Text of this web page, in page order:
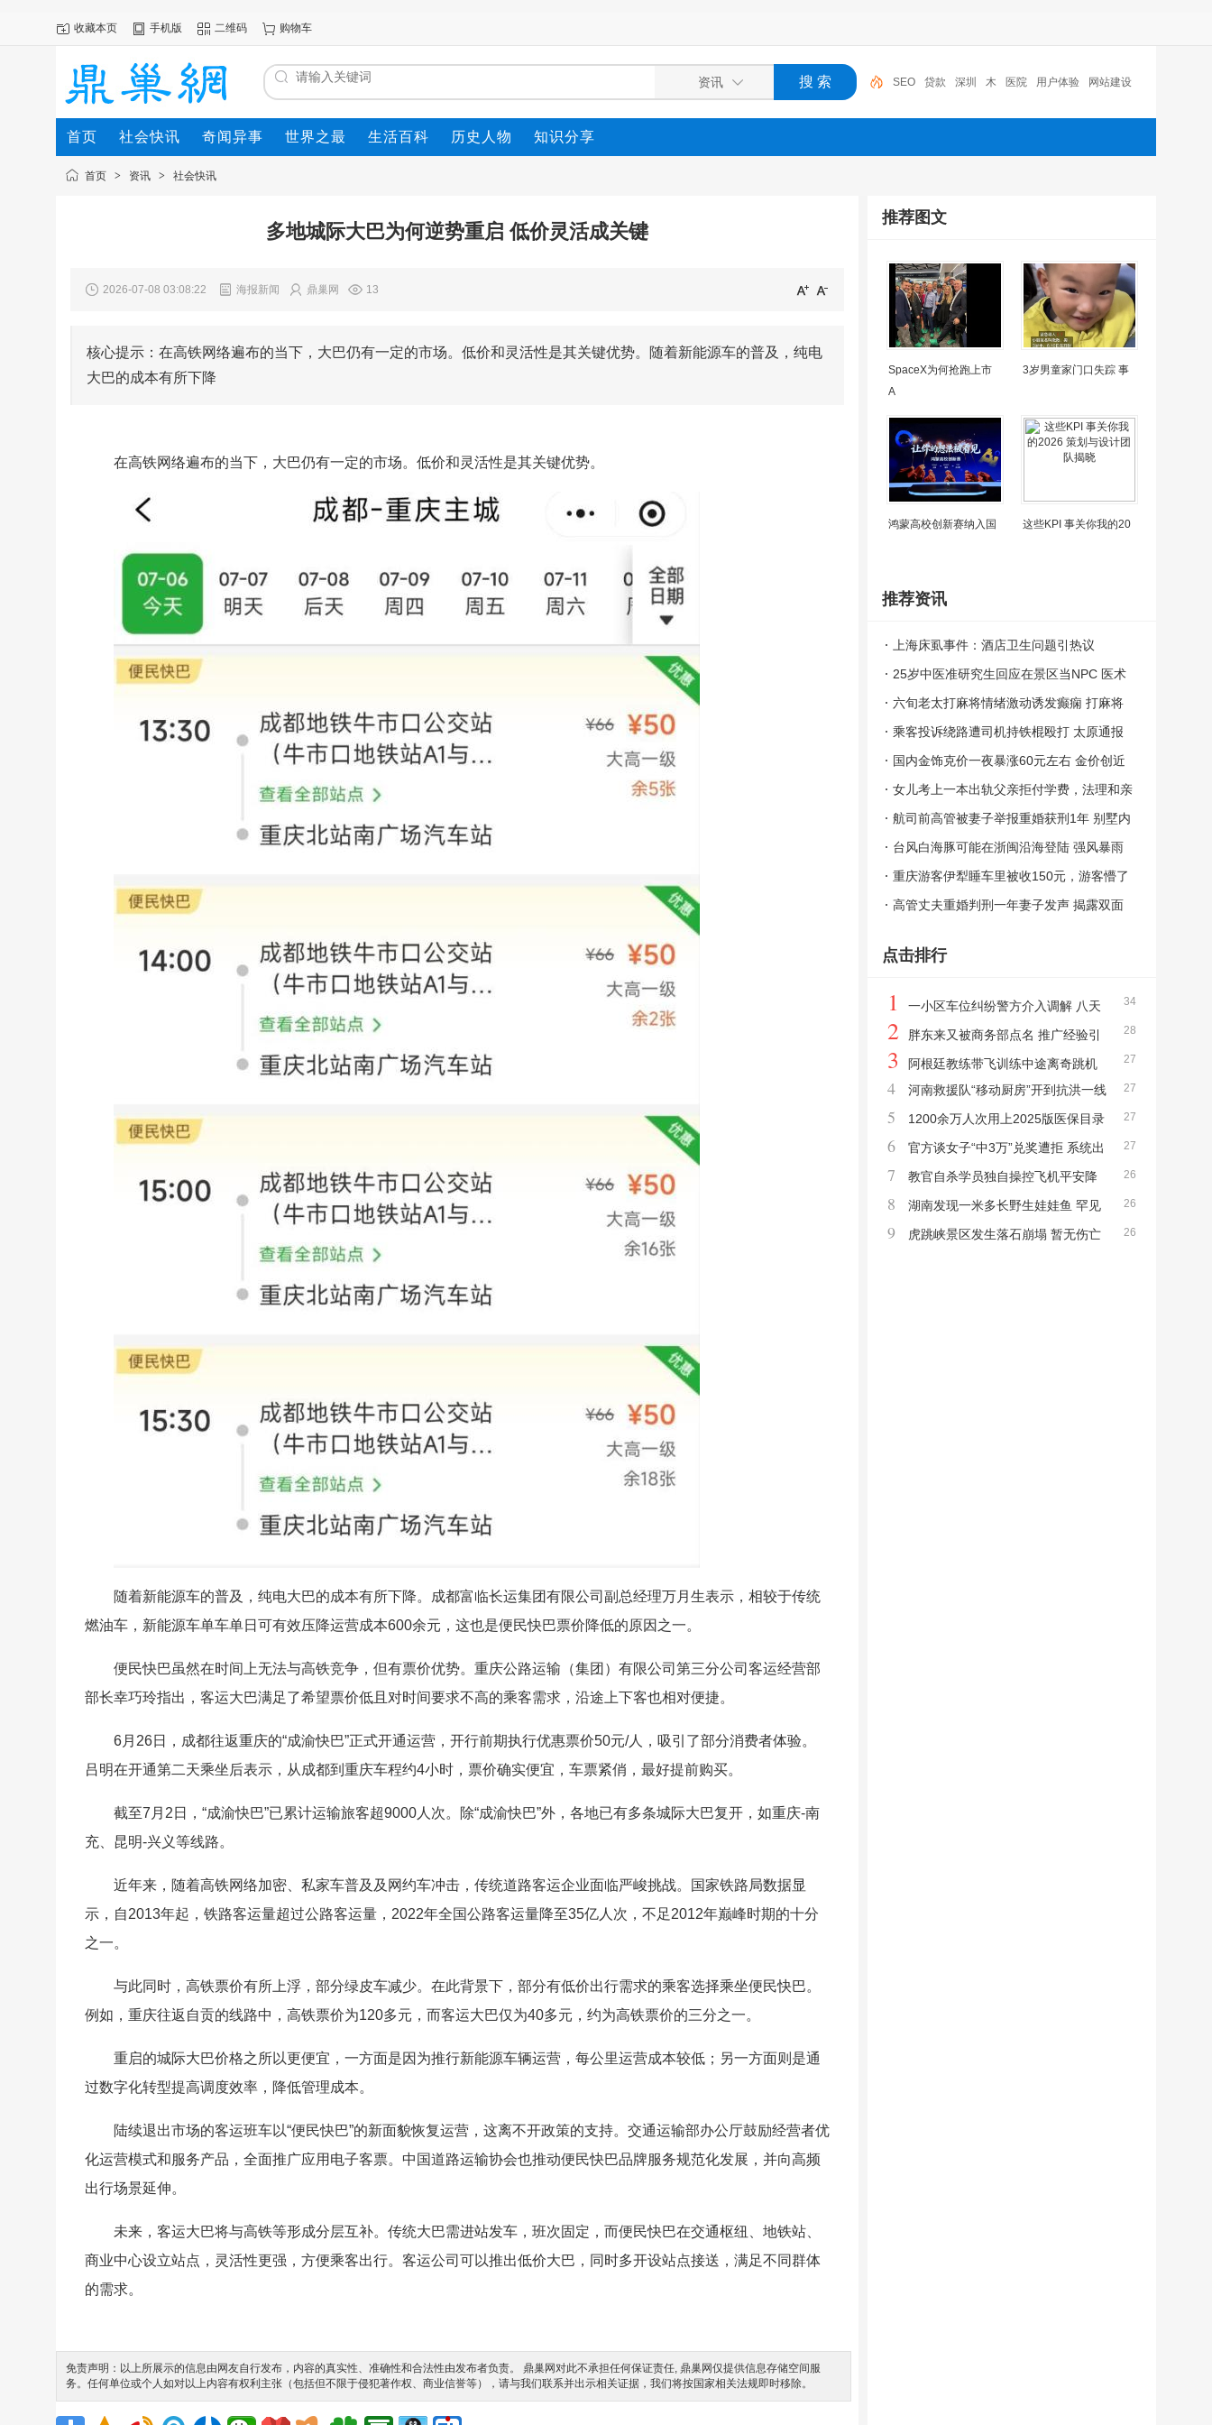
收藏本页 手机版 二维码 购物车
SEO 贷款 深圳 木 医院 用户体验 网站建设
机器人 摩托车 广州
首页 社会快讯 奇闻异事 世界之最 生活百科 历史人物 知识分享
首页 > 资讯 > 社会快讯
多地城际大巴为何逆势重启 低价灵活成关键
2026-07-08 03:08:22 海报新闻 鼎巢网 13
核心提示：在高铁网络遍布的当下，大巴仍有一定的市场。低价和灵活性是其关键优势。随着新能源车的普及，纯电
大巴的成本有所下降
在高铁网络遍布的当下，大巴仍有一定的市场。低价和灵活性是其关键优势。
随着新能源车的普及，纯电大巴的成本有所下降。成都富临长运集团有限公司副总经理万月生表示，相较于传统
燃油车，新能源车单车单日可有效压降运营成本600余元，这也是便民快巴票价降低的原因之一。
便民快巴虽然在时间上无法与高铁竞争，但有票价优势。重庆公路运输（集团）有限公司第三分公司客运经营部
部长幸巧玲指出，客运大巴满足了希望票价低且对时间要求不高的乘客需求，沿途上下客也相对便捷。
6月26日，成都往返重庆的“成渝快巴”正式开通运营，开行前期执行优惠票价50元/人，吸引了部分消费者体验。
吕明在开通第二天乘坐后表示，从成都到重庆车程约4小时，票价确实便宜，车票紧俏，最好提前购买。
截至7月2日，“成渝快巴”已累计运输旅客超9000人次。除“成渝快巴”外，各地已有多条城际大巴复开，如重庆-南
充、昆明-兴义等线路。
近年来，随着高铁网络加密、私家车普及及网约车冲击，传统道路客运企业面临严峻挑战。国家铁路局数据显
示，自2013年起，铁路客运量超过公路客运量，2022年全国公路客运量降至35亿人次，不足2012年巅峰时期的十分
之一。
与此同时，高铁票价有所上浮，部分绿皮车减少。在此背景下，部分有低价出行需求的乘客选择乘坐便民快巴。
例如，重庆往返自贡的线路中，高铁票价为120多元，而客运大巴仅为40多元，约为高铁票价的三分之一。
重启的城际大巴价格之所以更便宜，一方面是因为推行新能源车辆运营，每公里运营成本较低；另一方面则是通
过数字化转型提高调度效率，降低管理成本。
陆续退出市场的客运班车以“便民快巴”的新面貌恢复运营，这离不开政策的支持。交通运输部办公厅鼓励经营者优
化运营模式和服务产品，全面推广应用电子客票。中国道路运输协会也推动便民快巴品牌服务规范化发展，并向高频
出行场景延伸。
未来，客运大巴将与高铁等形成分层互补。传统大巴需进站发车，班次固定，而便民快巴在交通枢纽、地铁站、
商业中心设立站点，灵活性更强，方便乘客出行。客运公司可以推出低价大巴，同时多开设站点接送，满足不同群体
的需求。
免责声明：以上所展示的信息由网友自行发布，内容的真实性、准确性和合法性由发布者负责。 鼎巢网对此不承担任何保证责任, 鼎巢网仅提供信息存储空间服
务。任何单位或个人如对以上内容有权利主张（包括但不限于侵犯著作权、商业信誉等），请与我们联系并出示相关证据，我们将按国家相关法规即时移除。
推荐图文
SpaceX为何抢跑上市
A
3岁男童家门口失踪 事
鸿蒙高校创新赛纳入国 这些KPI 事关你我的20
推荐资讯
上海床虱事件：酒店卫生问题引热议
25岁中医准研究生回应在景区当NPC 医术
与趣味并存
六旬老太打麻将情绪激动诱发癫痫 打麻将
打到大脑异常放电丧失意识
乘客投诉绕路遭司机持铁棍殴打 太原通报
案件正在依法办理中
国内金饰克价一夜暴涨60元左右 金价创近
期新高
女儿考上一本出轨父亲拒付学费，法理和亲
情到底该怎么选？法律与道德的碰撞
航司前高管被妻子举报重婚获刑1年 别墅内
藏有两个“家”
台风白海豚可能在浙闽沿海登陆 强风暴雨
将至
重庆游客伊犁睡车里被收150元，游客懵了
离谱收费引发争议
高管丈夫重婚判刑一年妻子发声 揭露双面
点击排行
34
1
一小区车位纠纷警方介入调解 八天
对峙终获道歉
28
2
胖东来又被商务部点名 推广经验引
领零售创新
27
3
阿根廷教练带飞训练中途离奇跳机
女学员冷静迫降
27
4
河南救援队“移动厨房”开到抗洪一线
巨无霸餐车再显身手
27
5
1200余万人次用上2025版医保目录
新药 药品配备广泛落地
27
6
官方谈女子“中3万”兑奖遭拒 系统出
错引争议
26
7
教官自杀学员独自操控飞机平安降
落 冷静应对突发状况
26
8
湖南发现一米多长野生娃娃鱼 罕见
高龄寿星引发关注
26
9
虎跳峡景区发生落石崩塌 暂无伤亡